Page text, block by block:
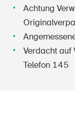
Achtung
Verdacht auf
Telefon 145